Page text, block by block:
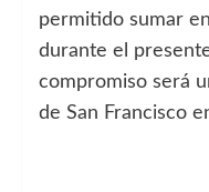
permitido sumar
durante el
compromiso será
de San Francisco